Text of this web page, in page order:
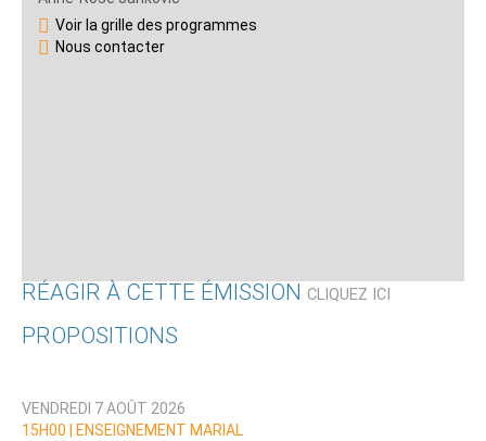
Voir la grille des programmes
Nous contacter
RÉAGIR À CETTE ÉMISSION CLIQUEZ ICI
Nom
PROPOSITIONS
VENDREDI 7 AOÛT 2026
15H00 |
ENSEIGNEMENT MARIAL